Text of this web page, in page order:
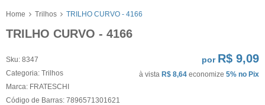
Home Trilhos TRILHO CURVO - 4166
TRILHO CURVO - 4166
Sku: 8347
Categoria: Trilhos
Marca: FRATESCHI
Código de Barras: 7896571301621
por R$ 9,09
à vista R$ 8,64 economize 5% no Pix